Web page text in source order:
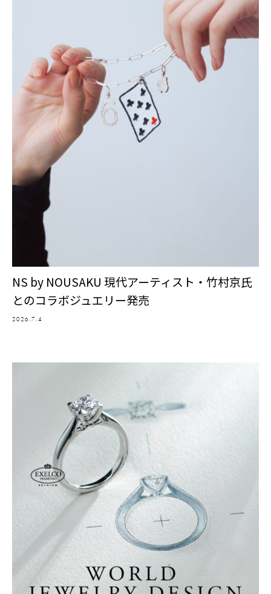
NS by NOUSAKU 現代アーティスト・竹村京氏
とのコラボジュエリー発売
2026.7.4